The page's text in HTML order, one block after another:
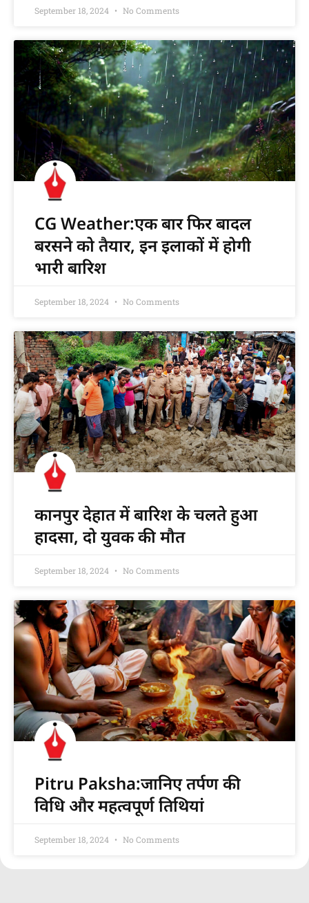
September 18, 2024 No Comments
CG Weather:एक बार फिर बादल
बरसने को तैयार, इन इलाकों में होगी
भारी बारिश
September 18, 2024 No Comments
कानपुर देहात में बारिश के चलते हुआ
हादसा, दो युवक की मौत
September 18, 2024 No Comments
Pitru Paksha:जानिए तर्पण की
विधि और महत्वपूर्ण तिथियां
September 18, 2024 No Comments